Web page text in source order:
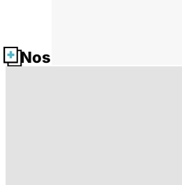
Nos fiches santé